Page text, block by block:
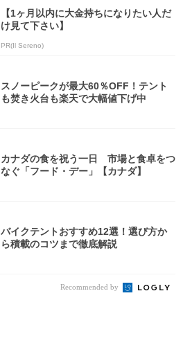
【1ヶ月以内に大金持ちになりたい人だ
け見て下さい】
PR(Il Sereno)
スノーピークが最大60％OFF！テント
も焚き火台も楽天で大幅値下げ中
カナダの食を祝う一日 市場と食卓をつ
なぐ「フード・デー」【カナダ】
バイクテントおすすめ12選！選び方か
ら積載のコツまで徹底解説
Recommended by